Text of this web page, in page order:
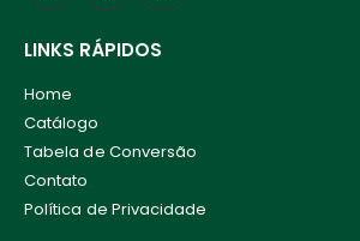
LINKS RÁPIDOS
Home
Catálogo
Tabela de Conversão
Contato
Política de Privacidade